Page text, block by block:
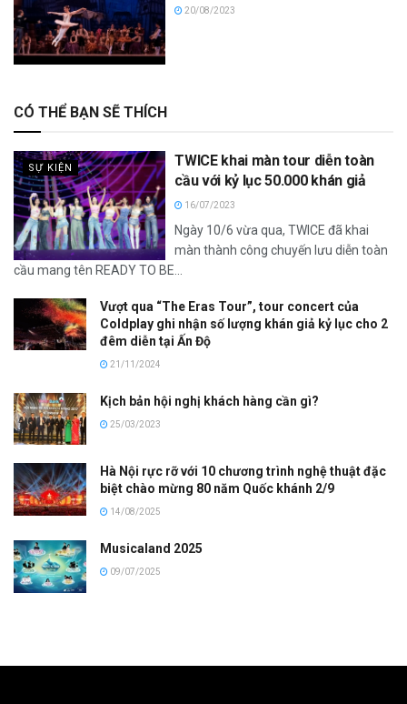
20/08/2023
CÓ THỂ BẠN SẼ THÍCH
SỰ KIỆN
TWICE khai màn tour diễn toàn
cầu với kỷ lục 50.000 khán giả
16/07/2023
Ngày 10/6 vừa qua, TWICE đã khai
màn thành công chuyến lưu diễn toàn
cầu mang tên READY TO BE...
Vượt qua “The Eras Tour”, tour concert của
Coldplay ghi nhận số lượng khán giả kỷ lục cho 2
đêm diễn tại Ấn Độ
21/11/2024
Kịch bản hội nghị khách hàng cần gì?
25/03/2023
Hà Nội rực rỡ với 10 chương trình nghệ thuật đặc
biệt chào mừng 80 năm Quốc khánh 2/9
14/08/2025
Musicaland 2025
09/07/2025